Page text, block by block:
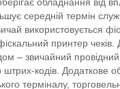
обладнання від
середній термін
використовується
принтер чеків.
– звичайний
кодів. Додаткове
терміналу,